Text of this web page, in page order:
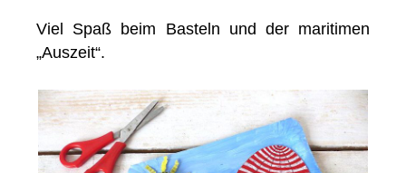
Viel Spaß beim Basteln und der maritimen
„Auszeit“.